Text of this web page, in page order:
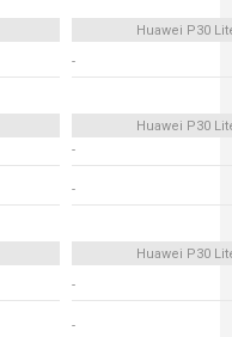
Huawei P30
-
Huawei P30
-
-
Huawei P30
-
-